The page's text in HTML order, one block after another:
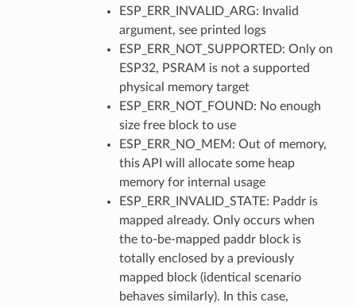
ESP_ERR_INVALID_ARG: Invalid
argument, see printed logs
ESP_ERR_NOT_SUPPORTED: Only on
ESP32, PSRAM is not a supported
physical memory target
ESP_ERR_NOT_FOUND: No enough
size free block to use
ESP_ERR_NO_MEM: Out of memory,
this API will allocate some heap
memory for internal usage
ESP_ERR_INVALID_STATE: Paddr is
mapped already. Only occurs when
the to-be-mapped paddr block is
totally enclosed by a previously
mapped block (identical scenario
behaves similarly). In this case,